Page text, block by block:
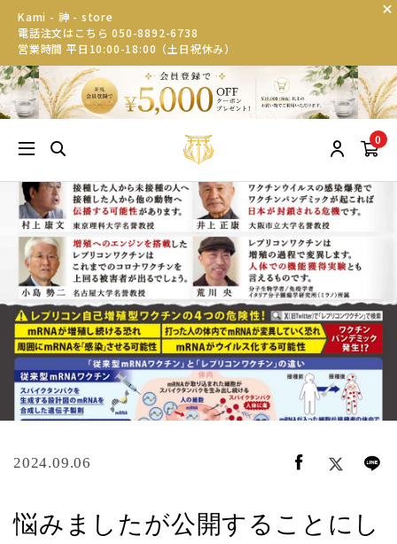
Kami - 神 - store
電話注文はこちら 050-8892-6738
営業時間 平日10:00-18:00（土日祝休み）
0
2024.09.06
悩みましたが公開することにし